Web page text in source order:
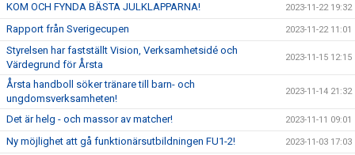
KOM OCH FYNDA BÄSTA JULKLAPPARNA! 2023-11-22 19:32
Rapport från Sverigecupen 2023-11-22 11:01
Styrelsen har fastställt Vision, Verksamhetsidé och
Värdegrund för Årsta
2023-11-15 12:15
Årsta handboll söker tränare till barn- och
ungdomsverksamheten!
2023-11-14 21:32
Det är helg - och massor av matcher! 2023-11-11 09:01
Ny möjlighet att gå funktionärsutbildningen FU1-2! 2023-11-03 17:03